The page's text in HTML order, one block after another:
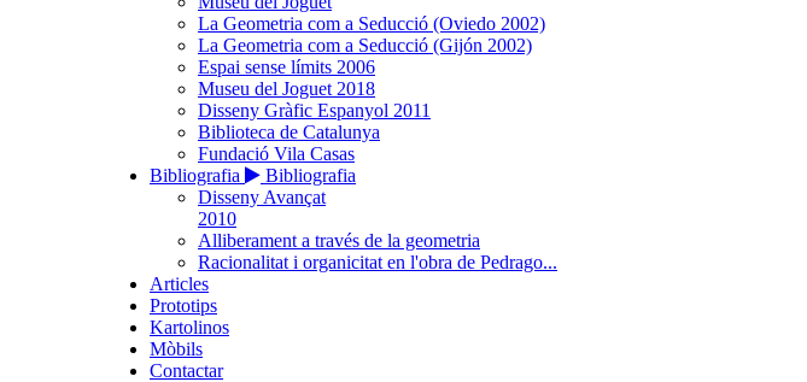
La Geometria com a Seducció (Oviedo 2002)
La Geometria com a Seducció (Gijón 2002)
Espai sense límits 2006
Museu del Joguet 2018
Disseny Gràfic Espanyol 2011
Biblioteca de Catalunya
Fundació Vila Casas
Bibliografia
Bibliografia
Disseny Avançat
2010
Alliberament a través de la geometria
Racionalitat i organicitat en l'obra de Pedrago...
Articles
Prototips
Kartolinos
Mòbils
Contactar